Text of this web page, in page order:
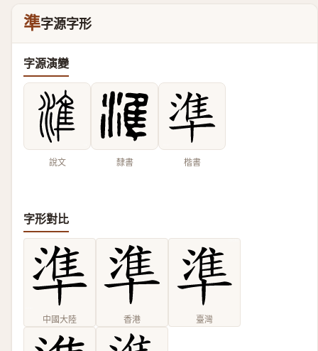
準字源字形
字源演變
說文 隸書 楷書
字形對比
中國大陸 香港 臺灣